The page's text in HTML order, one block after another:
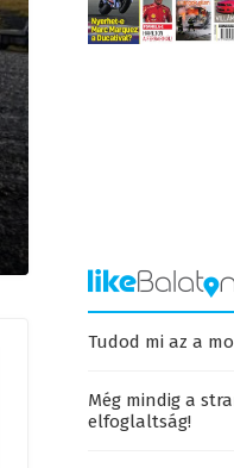
Tudod mi az a
Még mindig a
elfoglaltság!